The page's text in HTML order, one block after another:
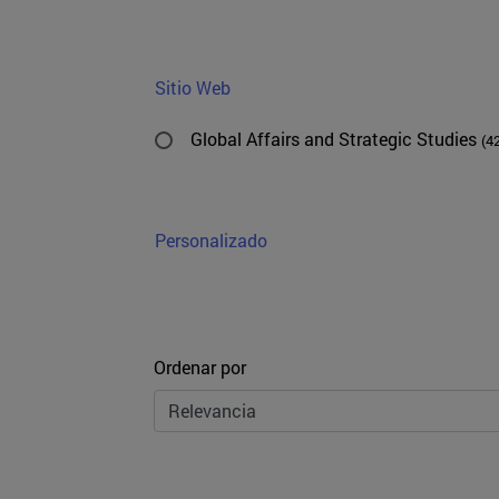
Sitio Web
Global Affairs and Strategic Studies
Personalizado
Ordenar
Ordenar por